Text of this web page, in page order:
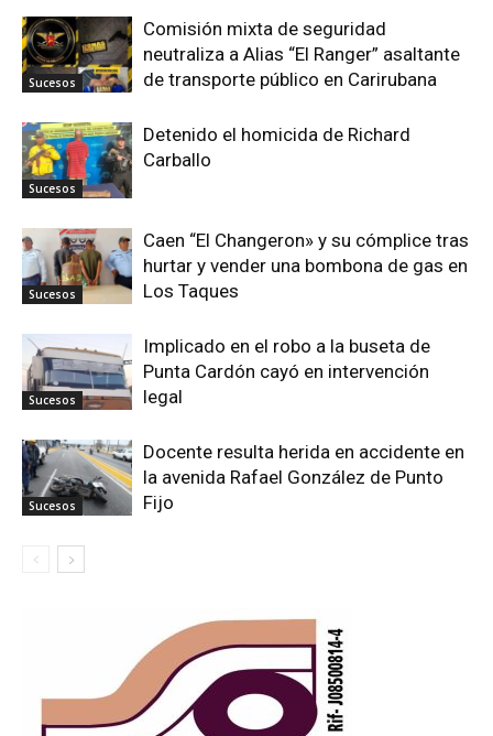
Sucesos
Comisión mixta de seguridad
neutraliza a Alias “El Ranger” asaltante
de transporte público en Carirubana
Sucesos
Detenido el homicida de Richard
Carballo
Sucesos
Caen “El Changeron» y su cómplice tras
hurtar y vender una bombona de gas en
Los Taques
Sucesos
Implicado en el robo a la buseta de
Punta Cardón cayó en intervención
legal
Sucesos
Docente resulta herida en accidente en
la avenida Rafael González de Punto
Fijo